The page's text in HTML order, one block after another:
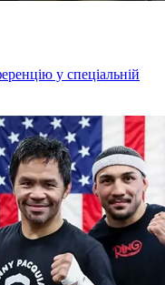
у спеціальній